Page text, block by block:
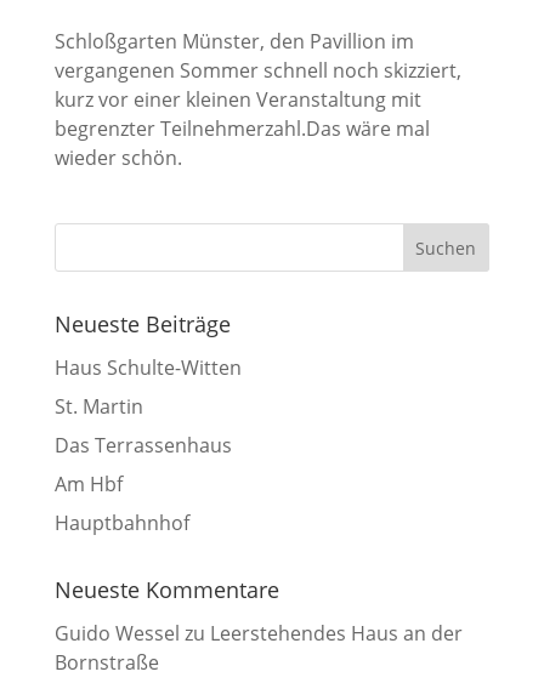
Schloßgarten Münster, den Pavillion im
vergangenen Sommer schnell noch skizziert,
kurz vor einer kleinen Veranstaltung mit
begrenzter Teilnehmerzahl.Das wäre mal
wieder schön.
Neueste Beiträge
Haus Schulte-Witten
St. Martin
Das Terrassenhaus
Am Hbf
Hauptbahnhof
Neueste Kommentare
Guido Wessel zu Leerstehendes Haus an der
Bornstraße